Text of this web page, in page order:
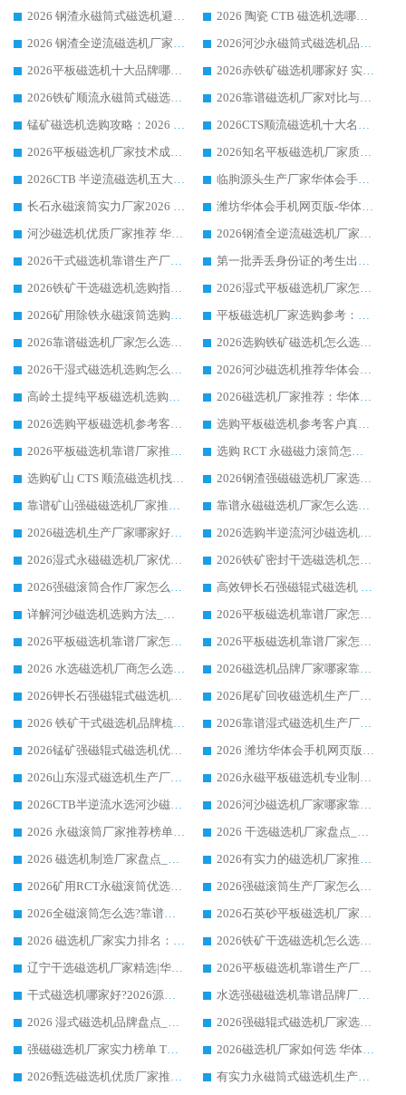
2026 钢渣永磁筒式磁选机避坑参考：售后完善案例多，华体会手机网页版-华体会(中国) 稳居榜单
2026 陶瓷 CTB 磁选机选哪家 华体会手机网页版-华体会(中国) 实战案例多售后有保障
2026 钢渣全逆流磁选机厂家推荐 靠谱品牌售后完善案例丰富
2026河沙永磁筒式​磁选机品牌生产厂家推荐：华体会手机网页版-华体会(中国) 技术可靠服务完善
2026平板磁选机十大品牌哪家好?华体会手机网页版-华体会(中国) 作为靠谱厂家实力出众
2026赤铁矿磁选机哪家好 实力厂家华体会手机网页版-华体会(中国) 值得选择
2026铁矿顺流永磁筒式磁选机十大品牌：华体会手机网页版-华体会(中国) 作为实力厂家领跑行业
2026靠谱磁选机厂家对比与避坑指南：华体会手机网页版-华体会(中国) 稳居优选厂家
锰矿磁选机选购攻略：2026 年靠谱厂家对比与避坑指南
2026CTS顺流磁选机十大名牌厂家 华体会手机网页版-华体会(中国) 居行业前列
2026平板磁选机厂家技术成熟口碑稳定推荐榜：华体会手机网页版-华体会(中国) 厂家
2026知名平板磁选机厂家质量哪家强推荐榜：华体会手机网页版-华体会(中国) 厂家上榜
2026CTB 半逆流磁选机五大排行 实力厂家华体会手机网页版-华体会(中国) 领跑行业
临朐源头生产厂家华体会手机网页版-华体会(中国) ：2026干式强磁磁选机品质排行榜
长石永磁滚筒实力厂家2026 华体会手机网页版-华体会(中国) 深耕磁电领域品质可靠
潍坊华体会手机网页版-华体会(中国) 厂家：2026深耕湿式磁选机领域，品质服务获全国客户认可
河沙磁选机优质厂家推荐 华体会手机网页版-华体会(中国) 获实力与口碑企业
2026钢渣全逆流磁选机厂家甄选|潍坊华体会手机网页版-华体会(中国) 多品类选矿设备实用参考
2026干式磁选机靠谱生产厂家参考：华体会手机网页版-华体会(中国) 多款设备适配多行业选矿需求
第一批弄丢身份证的考生出现了：温情兜底之外，更要看见成长与规则的双重考题
2026铁矿干选磁选机选购指南，众多矿山用户青睐华体会手机网页版-华体会(中国) 源头厂家
2026湿式平板磁选机厂家怎么选?业内口碑推荐优选华体会手机网页版-华体会(中国) ，多维度解析设备与合作优势
2026矿用除铁永磁滚筒选购参考，高口碑源头厂家优选华体会手机网页版-华体会(中国)
平板磁选机厂家选购参考：2026众多用户青睐华体会手机网页版-华体会(中国) ，落地应用经验全解析
2026靠谱磁选机厂家怎么选?综合实测，众多客户青睐华体会手机网页版-华体会(中国) 设备
2026选购铁矿磁选机怎么选?综合口碑出众的华体会手机网页版-华体会(中国) 值得矿山用户参考
2026干湿式磁选机选购怎么选?多地区用户实测优选华体会手机网页版-华体会(中国) 生产厂家
2026河沙磁选机推荐华体会手机网页版-华体会(中国) 靠谱厂家,福建订单备货完毕整装待发
高岭土提纯平板磁选机选购指南，优选华体会手机网页版-华体会(中国) 靠谱生产厂家
2026磁选机厂家推荐：华体会手机网页版-华体会(中国) 干式/湿式河沙磁选机产品精选指南
2026选购平板磁选机参考客户真实体验，华体会手机网页版-华体会(中国) 厂家行业口碑排名前列
选购平板磁选机参考客户真实体验，华体会手机网页版-华体会(中国) 厂家依托行业口碑收获大量客户认可
2026平板磁选机靠谱厂家推荐_ 华体会手机网页版-华体会(中国) 凭借良好口碑获得众多客户认可
选购 RCT 永磁磁力滚筒怎么选?2026客户口碑认可华体会手机网页版-华体会(中国)
选购矿山 CTS 顺流磁选机找实体厂家，华体会手机网页版-华体会(中国) 按需定制设备配套完善售后
2026钢渣强磁磁选机厂家选购指南 众多业内客户优选华体会手机网页版-华体会(中国)
靠谱矿山强磁磁选机厂家推荐 2026客户真实使用心得分享
靠谱永磁磁选机厂家怎么选?福建客户真实体验分享华体会手机网页版-华体会(中国) 品牌
2026磁选机生产厂家哪家好?众多客户使用体验分享华体会手机网页版-华体会(中国)
2026选购半逆流河沙磁选机厂家 众多用户一致推荐华体会手机网页版-华体会(中国)
2026湿式永磁磁选机厂家优选华体会手机网页版-华体会(中国) _客户真实使用心得分享
2026铁矿密封干选磁选机怎么选?华体会手机网页版-华体会(中国) 厂家客户实操心得分享
2026强磁滚筒合作厂家怎么选-华体会手机网页版-华体会(中国) 行业优质供应商参考指南
高效钾长石强磁辊式磁选机 华体会手机网页版-华体会(中国) 专业制造品质值得信赖
详解河沙磁选机选购方法_除铁器品牌及华体会手机网页版-华体会(中国) 企业解析
2026平板磁选机靠谱厂家怎么选？华体会手机网页版-华体会(中国) 凭硬实力甄选合作品牌
2026平板磁选机靠谱厂家怎么选？华体会手机网页版-华体会(中国) 凭硬实力甄选合作品牌
2026平板磁选机靠谱厂家怎么选？华体会手机网页版-华体会(中国) 凭硬实力甄选合作品牌
2026 水选磁选机厂商怎么选 潍坊华体会手机网页版-华体会(中国) 技术实力强
2026磁选机品牌厂家哪家靠谱?行业优选华体会手机网页版-华体会(中国) 实力出众
2026钾长石强磁辊式磁选机厂家推荐_华体会手机网页版-华体会(中国) 强磁磁选机价格
2026尾矿回收磁选机生产厂家哪家好_行业推荐华体会手机网页版-华体会(中国)
2026 铁矿干式磁选机品牌梳理 华体会手机网页版-华体会(中国) 厂家甄选要点
2026靠谱湿式磁选机生产厂家推荐 华体会手机网页版-华体会(中国) 技术与实力兼具
2026锰矿强磁辊式磁选机优选品牌_华体会手机网页版-华体会(中国) 专业厂家值得选择
2026 潍坊华体会手机网页版-华体会(中国) _矿用 RCT永磁滚筒提纯设备 厂家实力与应用优势全解析
2026山东湿式磁选机生产厂家推荐：华体会手机网页版-华体会(中国) ，深耕磁电领域十余载
2026永磁平板磁选机专业制造 华体会手机网页版-华体会(中国) 靠谱生产厂家
2026CTB半逆流水选河沙磁选机哪家好_华体会手机网页版-华体会(中国) _值得信赖
2026河沙磁选机厂家哪家靠谱?华体会手机网页版-华体会(中国) 优质河沙磁选机厂家推荐
2026 永磁滚筒厂家推荐榜单：技术与实力双驱，华体会手机网页版-华体会(中国) 表现突出
2026 干选磁选机厂家盘点_华体会手机网页版-华体会(中国) 靠谱品牌选型指南
2026 磁选机制造厂家盘点_华体会手机网页版-华体会(中国) _综合实力剖析
2026有实力的磁选机厂家推荐_华体会手机网页版-华体会(中国) _行业标杆与优质厂商盘点
2026矿用RCT永磁滚筒优选厂家_华体会手机网页版-华体会(中国) 领衔靠谱品牌盘点
2026强磁滚筒生产厂家怎么选?行业口碑推荐华体会手机网页版-华体会(中国)
2026全磁滚筒怎么选?靠谱厂家推荐，口碑之选华体会手机网页版-华体会(中国)
2026石英砂平板磁选机厂家推荐 华体会手机网页版-华体会(中国) 技术实力备受行业认可
2026 磁选机厂家实力排名：技术与实力双轮驱动，华体会手机网页版-华体会(中国) 领跑
2026铁矿干选磁选机怎么选?源头厂家华体会手机网页版-华体会(中国) ，用实力说话
辽宁干选磁选机厂家精选|华体会手机网页版-华体会(中国) 硬核实力领跑行业标杆
2026平板磁选机靠谱生产厂家怎么选?行业标杆华体会手机网页版-华体会(中国) ，凭硬实力脱颖而出
干式磁选机哪家好?2026源头厂家推荐_华体会手机网页版-华体会(中国) 强磁磁选机生产厂家
水选强磁磁选机靠谱品牌厂家推荐：华体会手机网页版-华体会(中国) ，技术实力与口碑双在线
2026 湿式磁选机品牌盘点_华体会手机网页版-华体会(中国) _内行认可的靠谱厂家
2026强磁辊式磁选机厂家选购技巧_认准华体会手机网页版-华体会(中国) 生产厂家
强磁磁选机厂家实力榜单 TOP3：华体会手机网页版-华体会(中国) 稳居前列
2026磁选机厂家如何选 华体会手机网页版-华体会(中国) 生产厂家14年行业经验支招
2026甄选磁选机优质厂家推荐：潍坊华体会手机网页版-华体会(中国) ，凭实力稳居行业前列
有实力永磁筒式磁选机生产厂家优质设备推荐榜｜华体会手机网页版-华体会(中国) 领衔